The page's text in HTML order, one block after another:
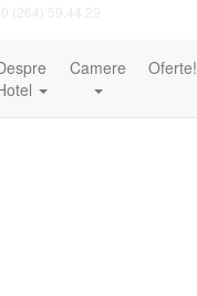
Camere Oferte!